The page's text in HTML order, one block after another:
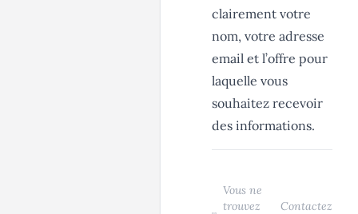
clairement votre
nom, votre adresse
email et l’offre pour
laquelle vous
souhaitez recevoir
des informations.
Vous ne
trouvez
Contactez